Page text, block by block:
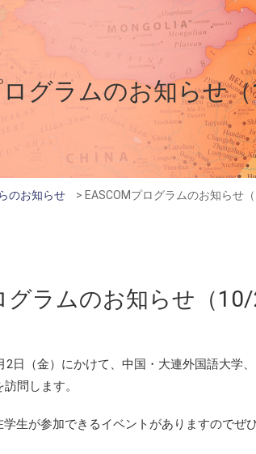
ログラムのお知らせ
のお知らせ > EASCOMプログラムのお知らせ
グラムのお知らせ（10/
2日（金）にかけて、中国・大連外国語大学
問します。
生が参加できるイベントがありますのでぜ